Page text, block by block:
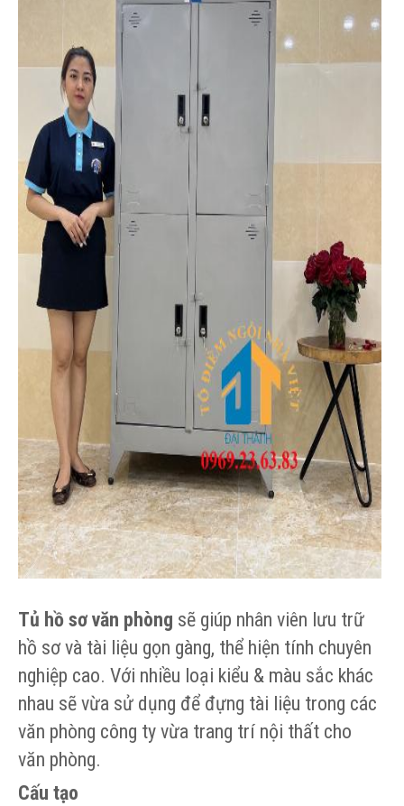
Tủ hồ sơ văn phòng sẽ giúp nhân viên lưu trữ
hồ sơ và tài liệu gọn gàng, thể hiện tính chuyên
nghiệp cao. Với nhiều loại kiểu & màu sắc khác
nhau sẽ vừa sử dụng để đựng tài liệu trong các
văn phòng công ty vừa trang trí nội thất cho
văn phòng.
Cấu tạo